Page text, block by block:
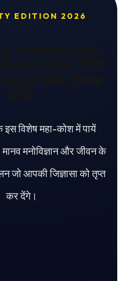
EDITION 2026
विशेष महा-कोश में पायें
मनोविज्ञान और जीवन के
जो आपकी जिज्ञासा को तृप्त
कर देंगे।